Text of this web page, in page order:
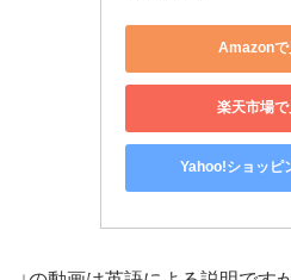
Amazonで
楽天市場で
Yahoo!ショッピ